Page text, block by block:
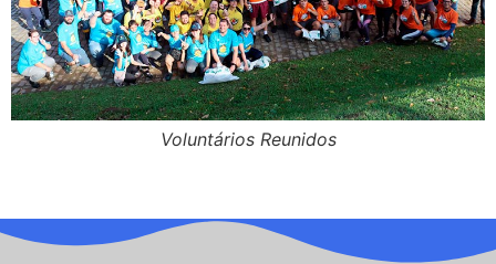
Voluntários Reunidos